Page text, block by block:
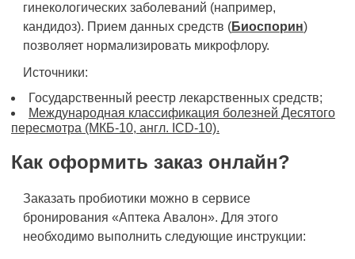
гинекологических заболеваний (например,
кандидоз). Прием данных средств (Биоспорин)
позволяет нормализировать микрофлору.
Источники:
Государственный реестр лекарственных средств;
Международная классификация болезней Десятого
пересмотра (МКБ-10, англ. ICD-10).
Как оформить заказ онлайн?
Заказать пробиотики можно в сервисе
бронирования «Аптека Авалон». Для этого
необходимо выполнить следующие инструкции: